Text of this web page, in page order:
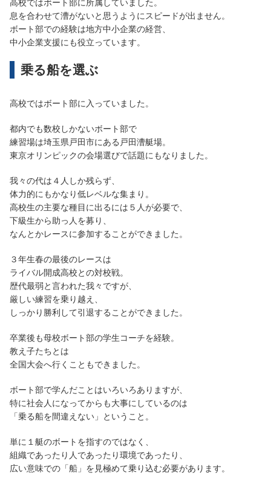
高校ではボート部に所属していました。
息を合わせて漕がないと思うようにスピードが出ません。
ボート部での経験は地方中小企業の経営、
中小企業支援にも役立っています。
乗る船を選ぶ
高校ではボート部に入っていました。
都内でも数校しかないボート部で
練習場は埼玉県戸田市にある戸田漕艇場。
東京オリンピックの会場選びで話題にもなりました。
我々の代は４人しか残らず、
体力的にもかなり低レベルな集まり。
高校生の主要な種目に出るには５人が必要で、
下級生から助っ人を募り、
なんとかレースに参加することができました。
３年生春の最後のレースは
ライバル開成高校との対校戦。
歴代最弱と言われた我々ですが、
厳しい練習を乗り越え、
しっかり勝利して引退することができました。
卒業後も母校ボート部の学生コーチを経験。
教え子たちとは
全国大会へ行くこともできました。
ボート部で学んだことはいろいろありますが、
特に社会人になってからも大事にしているのは
「乗る船を間違えない」ということ。
単に１艇のボートを指すのではなく、
組織であったり人であったり環境であったり、
広い意味での「船」を見極めて乗り込む必要があります。